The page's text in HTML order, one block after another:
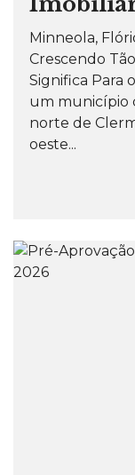
Minneola,
Crescendo
Significa Para
um município
norte de
oeste...